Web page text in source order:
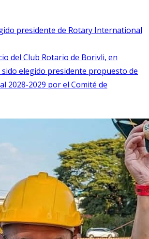
presidente de Rotary International
del Club Rotario de Borivli, en
elegido presidente propuesto de
2028-2029 por el Comité de